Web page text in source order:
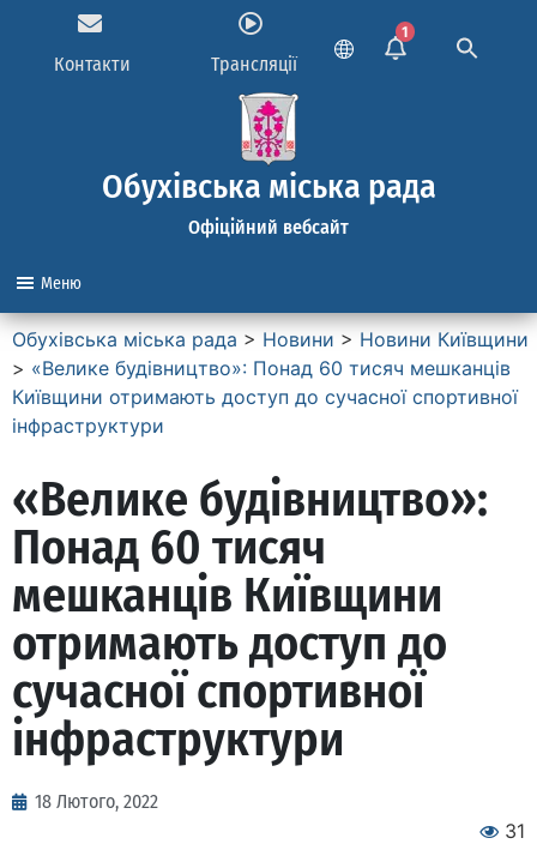
Контакти Трансляції
1
Обухівська міська рада
Офіційний вебсайт
Меню
Обухівська міська рада > Новини > Новини Київщини
> «Велике будівництво»: Понад 60 тисяч мешканців
Київщини отримають доступ до сучасної спортивної
інфраструктури
«Велике будівництво»:
Понад 60 тисяч
мешканців Київщини
отримають доступ до
сучасної спортивної
інфраструктури
18 Лютого, 2022
31